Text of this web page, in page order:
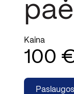
Kaina
100